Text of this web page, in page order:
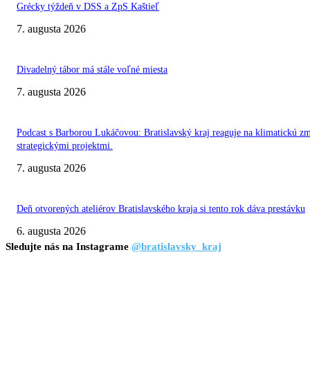
Grécky týždeň v DSS a ZpS Kaštieľ
7. augusta 2026
Divadelný tábor má stále voľné miesta
7. augusta 2026
Podcast s Barborou Lukáčovou: Bratislavský kraj reaguje na klimatickú
strategickými projektmi.
7. augusta 2026
Deň otvorených ateliérov Bratislavského kraja si tento rok dáva prestávku
6. augusta 2026
Sledujte nás na Instagrame @bratislavsky_kraj